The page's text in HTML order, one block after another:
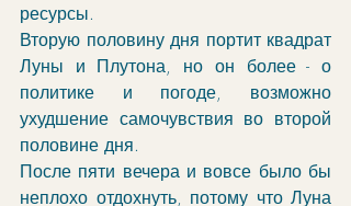
ресурсы.
Вторую половину дня портит квадрат
Луны и Плутона, но он более - о
политике и погоде, возможно
ухудшение самочувствия во второй
половине дня.
После пяти вечера и вовсе было бы
неплохо отдохнуть, потому что Луна